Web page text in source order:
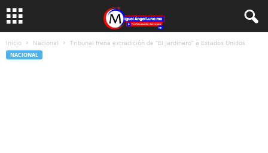
Inicio Nacional Tribunal frena extradición de “El Jardinero” a Estados Unidos
NACIONAL